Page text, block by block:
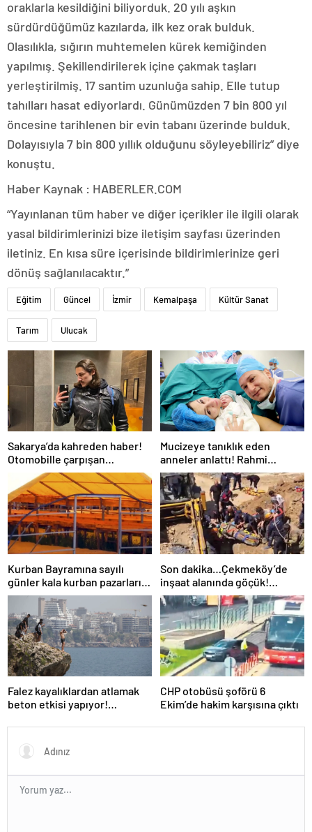
oraklarla kesildiğini biliyorduk. 20 yılı aşkın
sürdürdüğümüz kazılarda, ilk kez orak bulduk.
Olasılıkla, sığırın muhtemelen kürek kemiğinden
yapılmış. Şekillendirilerek içine çakmak taşları
yerleştirilmiş. 17 santim uzunluğa sahip. Elle tutup
tahılları hasat ediyorlardı. Günümüzden 7 bin 800 yıl
öncesine tarihlenen bir evin tabanı üzerinde bulduk.
Dolayısıyla 7 bin 800 yıllık olduğunu söyleyebiliriz” diye
konuştu.
Haber Kaynak : HABERLER.COM
“Yayınlanan tüm haber ve diğer içerikler ile ilgili olarak
yasal bildirimlerinizi bize iletişim sayfası üzerinden
iletiniz. En kısa süre içerisinde bildirimlerinize geri
dönüş sağlanılacaktır.”
Eğitim Güncel İzmir Kemalpaşa Kültür Sanat
Tarım Ulucak
Sakarya’da kahreden haber!
Otomobille çarpışan
motosikletin sürücüsü Salih
öldü!
Mucizeye tanıklık eden
anneler anlattı! Rahmi
alınacakken bebek sahibi
oldu!
Kurban Bayramına sayılı
günler kala kurban pazarları
da kurulmaya başlandı
Son dakika…Çekmeköy’de
inşaat alanında göçük!
Mahsur kalanlar var!
Falez kayalıklardan atlamak
beton etkisi yapıyor!
CHP otobüsü şoförü 6
Ekim’de hakim karşısına çıktı